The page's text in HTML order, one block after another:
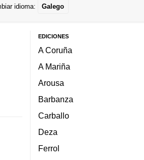
idioma: Galego
EDICIONES
A Coruña
A Mariña
Arousa
Barbanza
Carballo
Deza
Ferrol